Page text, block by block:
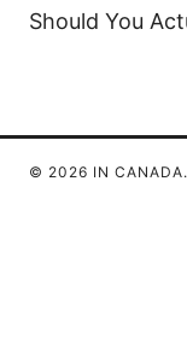
Should You
© 2026 IN CANADA.